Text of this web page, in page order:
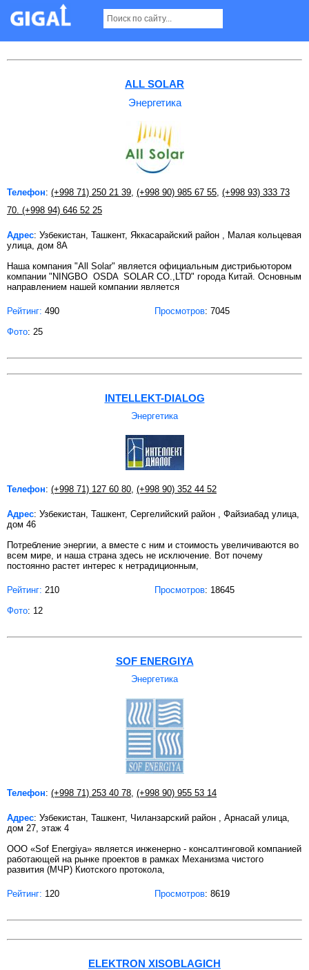
Энергетика в Ташкенте
ALL SOLAR
Энергетика
Телефон: (+998 71) 250 21 39 (+998 90) 985 67 55 (+998 93) 333 73
70. (+998 94) 646 52 25
Адрес: Узбекистан, Ташкент, Яккасарайский район , Малая кольцевая
улица, дом 8А
Наша компания "All Solar" является официальным дистрибьютором
компании "NINGBO OSDA SOLAR CO.,LTD" города Китай. Основным
направлением нашей компании является
Рейтинг: 490 Просмотров: 7045
Фото: 25
INTELLEKT-DIALOG
Энергетика
Телефон: (+998 71) 127 60 80, (+998 90) 352 44 52
Адрес: Узбекистан, Ташкент, Сергелийский район , Файзиабад улица,
дом 46
Потребление энергии, а вместе с ним и стоимость увеличиваются во
всем мире, и наша страна здесь не исключение. Вот почему
постоянно растет интерес к нетрадиционным,
Рейтинг: 210 Просмотров: 18645
Фото: 12
SOF ENERGIYA
Энергетика
Телефон: (+998 71) 253 40 78, (+998 90) 955 53 14
Адрес: Узбекистан, Ташкент, Чиланзарский район , Арнасай улица,
дом 27, этаж 4
ООО «Sof Energiya» является инженерно - консалтинговой компанией
работающей на рынке проектов в рамках Механизма чистого
развития (МЧР) Киотского протокола,
Рейтинг: 120 Просмотров: 8619
ELEKTRON XISOBLAGICH